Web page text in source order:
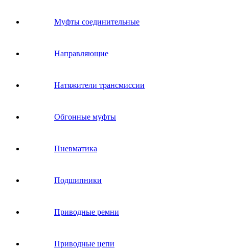
Муфты соединительные
Направляющие
Натяжители трансмиссии
Обгонные муфты
Пневматика
Подшипники
Приводные ремни
Приводные цепи